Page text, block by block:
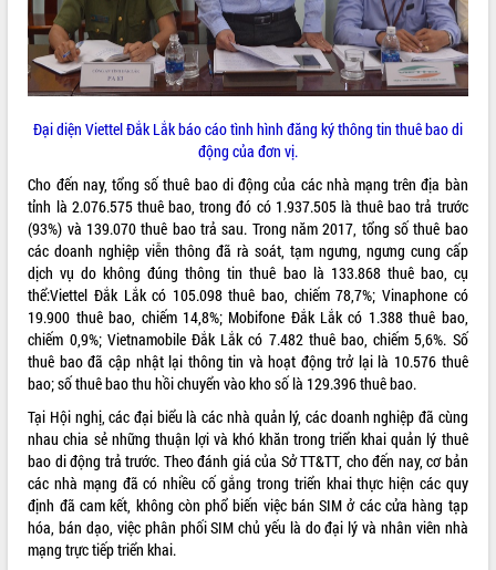
Đại diện Viettel Đắk Lắk báo cáo tình hình đăng ký thông tin thuê bao di
động của đơn vị.
Cho đến nay, tổng số thuê bao di động của các nhà mạng trên địa bàn
tỉnh là 2.076.575 thuê bao, trong đó có 1.937.505 là thuê bao trả trước
(93%) và 139.070 thuê bao trả sau. Trong năm 2017, tổng số thuê bao
các doanh nghiệp viễn thông đã rà soát, tạm ngưng, ngưng cung cấp
dịch vụ do không đúng thông tin thuê bao là 133.868 thuê bao, cụ
thể:Viettel Đắk Lắk có 105.098 thuê bao, chiếm 78,7%; Vinaphone có
19.900 thuê bao, chiếm 14,8%; Mobifone Đắk Lắk có 1.388 thuê bao,
chiếm 0,9%; Vietnamobile Đắk Lắk có 7.482 thuê bao, chiếm 5,6%. Số
thuê bao đã cập nhật lại thông tin và hoạt động trở lại là 10.576 thuê
bao; số thuê bao thu hồi chuyển vào kho số là 129.396 thuê bao.
Tại Hội nghị, các đại biểu là các nhà quản lý, các doanh nghiệp đã cùng
nhau chia sẻ những thuận lợi và khó khăn trong triển khai quản lý thuê
bao di động trả trước. Theo đánh giá của Sở TT&TT, cho đến nay, cơ bản
các nhà mạng đã có nhiều cố gắng trong triển khai thực hiện các quy
định đã cam kết, không còn phổ biến việc bán SIM ở các cửa hàng tạp
hóa, bán dạo, việc phân phối SIM chủ yếu là do đại lý và nhân viên nhà
mạng trực tiếp triển khai.